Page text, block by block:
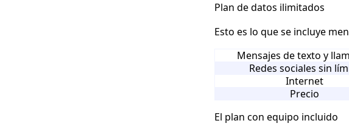
Plan de datos ilimitados
Esto es lo que se incluye
Mensajes de texto y
Redes sociales sin
Internet
Precio
El plan con equipo incluido